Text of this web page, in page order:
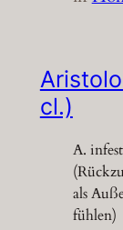
cl.)
A.
als
fühlen)